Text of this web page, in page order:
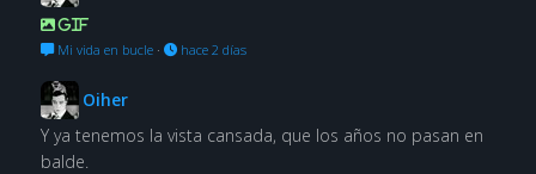
GIF
Mi vida en bucle· hace 2 días
Oiher
Y ya tenemos la vista cansada, que los años no pasan en
balde.